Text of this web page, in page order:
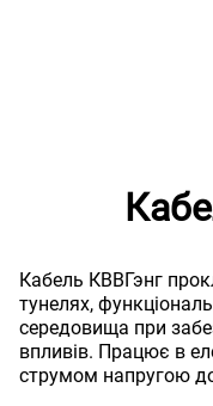
Кабель КВВГэнг
тунелях,
середовища при
впливів. Працює в
струмом напругою